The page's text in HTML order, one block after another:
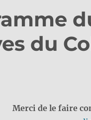
du
Merci de le faire